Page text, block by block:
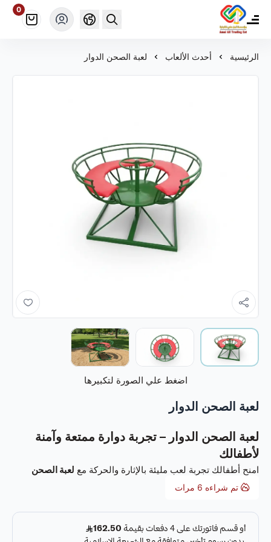
مؤسسة أمل علي ألعاب للتجارة
0
الرئيسية أحدث الألعاب لعبة الصحن الدوار
اضغط علي الصورة لتكبيرها
لعبة الصحن الدوار
لعبة الصحن الدوار – تجربة دوارة ممتعة وآمنة
لأطفالك
امنح أطفالك تجربة لعب مليئة بالإثارة والحركة مع لعبة الصحن
الدوار للأطفال . تم تصميم هذه اللعبة بعناية فائقة لتوفير حركة
التوازن والمهارات الحركية بطريقة مسلية وتشجيع اللعب الجماعي.
تجمع لعبة الصحن الدوار بين المتعة والفائدة، إذ توفر للأطفال
تم شراءه 6 مرات